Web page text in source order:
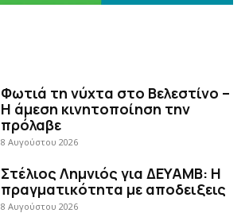
Φωτιά τη νύχτα στο Βελεστίνο –
Η άμεση κινητοποίηση την
πρόλαβε
8 Αυγούστου 2026
Στέλιος Λημνιός για ΔΕΥΑΜΒ: Η
πραγματικότητα με αποδειξεις
8 Αυγούστου 2026